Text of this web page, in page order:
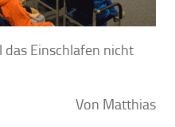
das Einschlafen nicht
Von Matthias